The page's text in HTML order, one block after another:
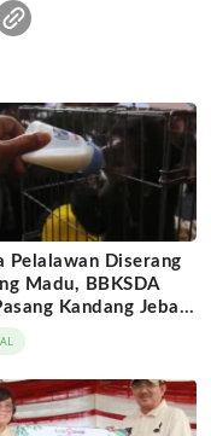
Pelalawan Diserang
Madu, BBKSDA
Kandang Jebak